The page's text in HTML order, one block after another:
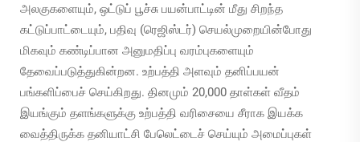
அலகுகளையும், ஒட்டுப் பூச்சு பயன்பாட்டின் மீது சிறந்த
கட்டுப்பாட்டையும், பதிவு (ரெஜிஸ்டர்) செயல்முறையின்போது
மிகவும் கண்டிப்பான அனுமதிப்பு வரம்புகளையும்
தேவைப்படுத்துகின்றன. உற்பத்தி அளவும் தனிப்பயன்
பங்களிப்பைச் செய்கிறது. தினமும் 20,000 தாள்கள் வீதம்
இயங்கும் தளங்களுக்கு உற்பத்தி வரிசையை சீராக இயக்க
வைத்திருக்க தனியாட்சி பேலெட்டைச் செய்யும் அமைப்புகள்